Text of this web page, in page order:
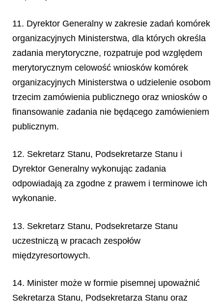
11. Dyrektor Generalny w zakresie zadań komórek
organizacyjnych Ministerstwa, dla których określa
zadania merytoryczne, rozpatruje pod względem
merytorycznym celowość wniosków komórek
organizacyjnych Ministerstwa o udzielenie osobom
trzecim zamówienia publicznego oraz wniosków o
finansowanie zadania nie będącego zamówieniem
publicznym.
12. Sekretarz Stanu, Podsekretarze Stanu i
Dyrektor Generalny wykonując zadania
odpowiadają za zgodne z prawem i terminowe ich
wykonanie.
13. Sekretarz Stanu, Podsekretarze Stanu
uczestniczą w pracach zespołów
międzyresortowych.
14. Minister może w formie pisemnej upoważnić
Sekretarza Stanu, Podsekretarza Stanu oraz